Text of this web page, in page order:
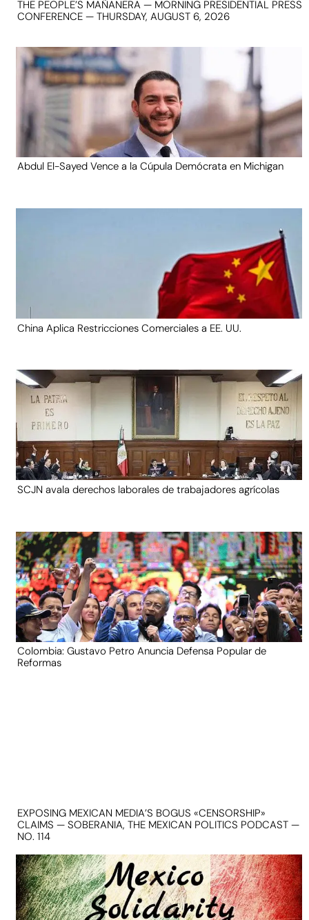
THE PEOPLE’S MAÑANERA — MORNING PRESIDENTIAL PRESS
CONFERENCE — THURSDAY, AUGUST 6, 2026
Abdul El-Sayed Vence a la Cúpula Demócrata en Michigan
China Aplica Restricciones Comerciales a EE. UU.
SCJN avala derechos laborales de trabajadores agrícolas
Colombia: Gustavo Petro Anuncia Defensa Popular de
Reformas
EXPOSING MEXICAN MEDIA’S BOGUS «CENSORSHIP»
CLAIMS — SOBERANIA, THE MEXICAN POLITICS PODCAST —
NO. 114